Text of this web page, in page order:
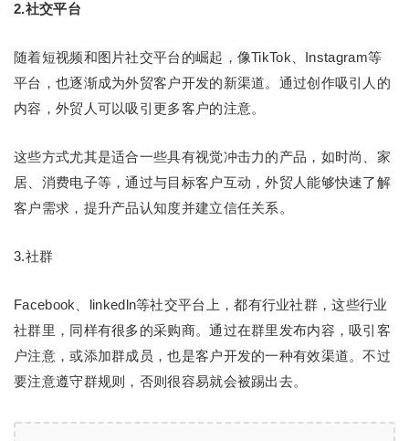
2.社交平台
随着短视频和图片社交平台的崛起，像TikTok、Instagram等
平台，也逐渐成为外贸客户开发的新渠道。通过创作吸引人的
内容，外贸人可以吸引更多客户的注意。
这些方式尤其是适合一些具有视觉冲击力的产品，如时尚、家
居、消费电子等，通过与目标客户互动，外贸人能够快速了解
客户需求，提升产品认知度并建立信任关系。
3.社群
Facebook、linkedln等社交平台上，都有行业社群，这些行业
社群里，同样有很多的采购商。通过在群里发布内容，吸引客
户注意，或添加群成员，也是客户开发的一种有效渠道。不过
要注意遵守群规则，否则很容易就会被踢出去。